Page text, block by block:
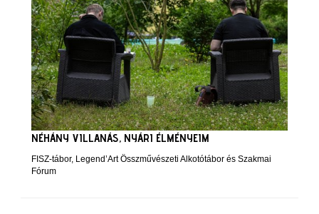
NÉHÁNY VILLANÁS, NYÁRI ÉLMÉNYEIM
FISZ-tábor, Legend’Art Összművészeti Alkotótábor és Szakmai
Fórum